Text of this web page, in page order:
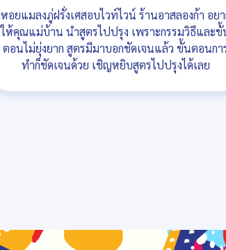
หอยแมลงภู่ฝรั่งเศสอบไวท์ไวน์ ร้านอาสลองก้า อย
ให้คุณแม่บ้าน นำสูตรไปปรุง เพราะกรรมวิธีและขั้
ตอนไม่ยุ่งยาก สูตรมีมาบอกชัดเจนแล้ว ขั้นตอนกา
ทำก็ชัดเจนด้วย เชิญหยิบสูตรไปปรุงได้เลย